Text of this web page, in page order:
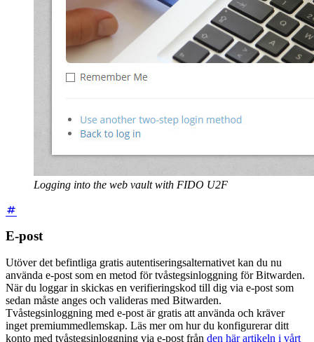
Logging into the web vault with FIDO U2F
E-post
Utöver det befintliga gratis autentiseringsalternativet kan du nu
använda e-post som en metod för tvåstegsinloggning för Bitwarden.
När du loggar in skickas en verifieringskod till dig via e-post som
sedan måste anges och valideras med Bitwarden.
Tvåstegsinloggning med e-post är gratis att använda och kräver
inget premiummedlemskap. Läs mer om hur du konfigurerar ditt
konto med tvåstegsinloggning via e-post från den här artikeln i vårt